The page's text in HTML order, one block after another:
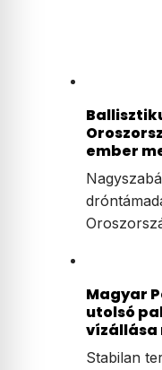
ember
Magyar
utolsó
vízállása
Stabilan